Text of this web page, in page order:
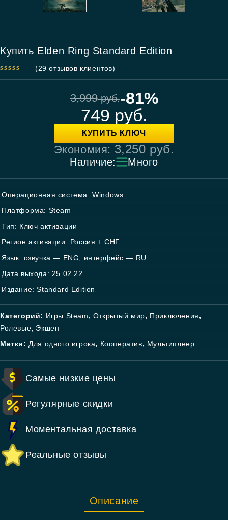
Купить Elden Ring Standard Edition
(29 отзывов клиентов)
3,999руб.-81%
749 руб.
КУПИТЬ КЛЮЧ
Экономия: 3,250 руб.
Наличие: Много
Операционная система: Windows
Платформа: Steam
Тип: Ключ активации
Регион активации: Россия + СНГ
Язык: озвучка — ENG, интерфейс — RU
Дата выхода: 25.02.22
Издание: Standard Edition
Категорий: Игры Steam, Открытый мир, Приключения,
Ролевые, Экшен
Метки: Для одного игрока, Кооператив, Мультиплеер
Самые низкие цены
Регулярные скидки
Моментальная доставка
Реальные отзывы
Описание